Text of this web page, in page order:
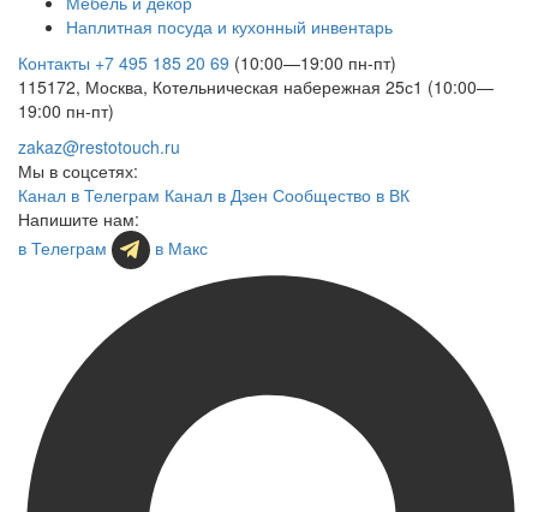
Наплитная посуда и кухонный инвентарь
Контакты +7 495 185 20 69 (10:00—19:00 пн-пт)
115172, Москва, Котельническая набережная 25с1 (10:00—
19:00 пн-пт)
zakaz@restotouch.ru
Мы в соцсетях:
Канал в Телеграм Канал в Дзен Сообщество в ВК
Напишите нам:
в Телеграм
в Макс